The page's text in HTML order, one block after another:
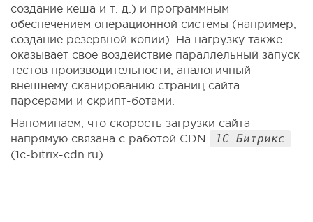
создание кеша и т. д.) и программным
обеспечением операционной системы (например,
создание резервной копии). На нагрузку также
оказывает свое воздействие параллельный запуск
тестов производительности, аналогичный
внешнему сканированию страниц сайта
парсерами и скрипт-ботами.
Напоминаем, что скорость загрузки сайта
напрямую связана с работой CDN
1С Битрикс
(1c-bitrix-cdn.ru).